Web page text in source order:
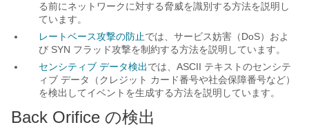
る前にネットワークに対する脅威を識別する方法を説明し
ています。
レートベース攻撃の防止では、サービス妨害（DoS）およ
び SYN フラッド攻撃を制約する方法を説明しています。
センシティブ データ検出では、ASCII テキストのセンシテ
ィブ データ（クレジット カード番号や社会保障番号など）
を検出してイベントを生成する方法を説明しています。
Back Orifice の検出